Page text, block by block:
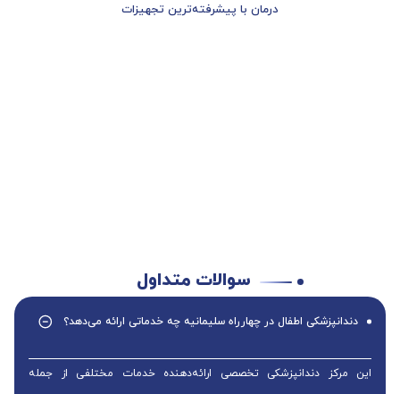
درمان با پیشرفته‌ترین تجهیزات
سوالات متداول
دندانپزشکی اطفال در چهارراه سلیمانیه چه خدماتی ارائه می‌دهد؟
این مرکز دندانپزشکی تخصصی ارائه‌دهنده خدمات مختلفی از جمله